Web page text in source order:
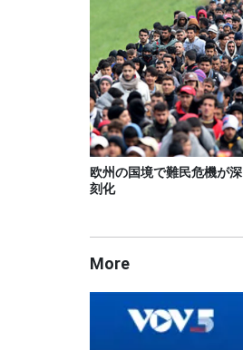
欧州の国境で難民危機が深
刻化
More